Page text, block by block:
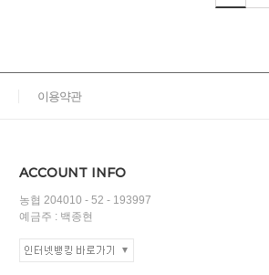
이용약관
ACCOUNT INFO
농협 204010 - 52 - 193997
예금주 : 백종현